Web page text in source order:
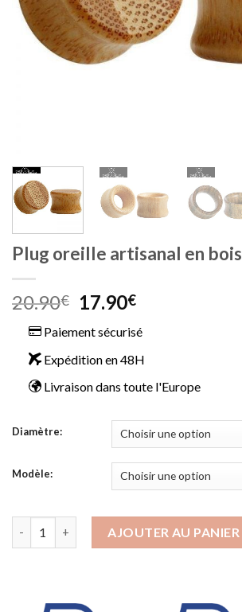
Plug oreille artisanal en bois
20.90€
Le
initial
était :
20.90€.
17.90€Le
actuel
est :
17.90€.
Paiement sécurisé
Expédition en 48H
Livraison dans toute l'Europe
Diamètre:
Modèle:
AJOUTER AU PANIER